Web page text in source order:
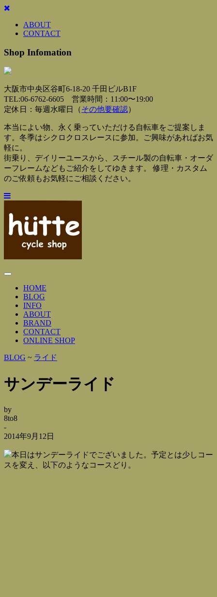
ABOUT
CONTACT
Shop Infomation
大阪市中央区谷町6-18-20 千田ビルB1F
TEL:06-6762-6605 営業時間：11:00〜19:00
定休日：毎週水曜日（その他要確認）
本当によい物、永く乗っていただける自転車をご提案しま
す。冬季はシクロクロスレースに参加。ご興味があればお気
軽に。
街乗り、デイリーユースから、スチール製の自転車・オーダ
ーフレームなどもご紹介をしてゆきます。 修理・カスタム
のご依頼もお気軽にご相談ください。
Toggle
Navigation
HOME
BLOG
INFO
ABOUT
BRAND
CONTACT
ONLINE SHOP
BLOG ~ ライド
サンデーライド
by
8to8
-
2014年9月12日
本日はサンデーライドでございました。予定とは少しコー
スを変え、以下のようなコースどり。